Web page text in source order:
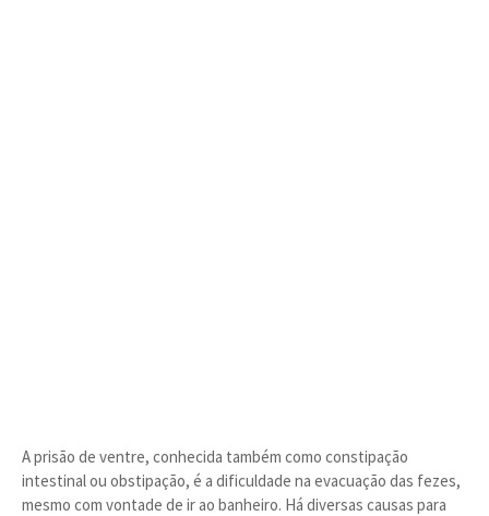
A prisão de ventre, conhecida também como constipação
intestinal ou obstipação, é a dificuldade na evacuação das fezes,
mesmo com vontade de ir ao banheiro. Há diversas causas para